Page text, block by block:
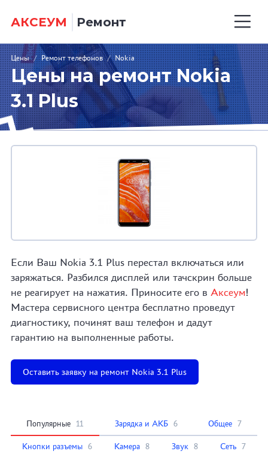
АКСЕУМ Ремонт
Цены / Ремонт телефонов / Nokia
Цены на ремонт Nokia
3.1 Plus
Если Ваш Nokia 3.1 Plus перестал включаться или
заряжаться. Разбился дисплей или тачскрин больше
не реагирует на нажатия. Приносите его в Аксеум!
Мастера сервисного центра бесплатно проведут
диагностику, починят ваш телефон и дадут
гарантию на выполненные работы.
Оставить заявку на ремонт Nokia 3.1 Plus
Популярные 11 Зарядка и АКБ 6 Общее 7
Кнопки разъемы 6 Камера 8 Звук 8 Сеть 7